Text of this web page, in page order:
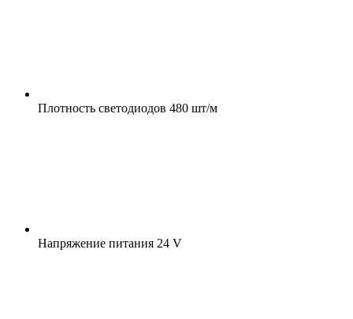
Плотность светодиодов 480 шт/м
Напряжение питания 24 V